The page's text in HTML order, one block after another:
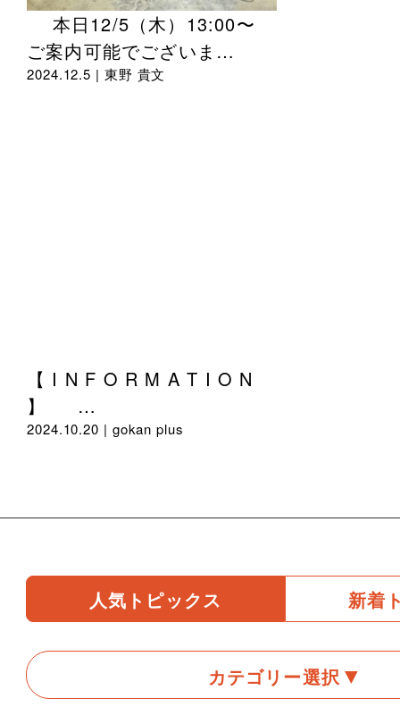
本日12/5（木）13:00〜
ご案内可能でございま…
2024.12.5 | 東野 貴文
【 I N F O R M A T I O N
】 …
2024.10.20 | gokan plus
人気トピックス 新着
カテゴリー選択